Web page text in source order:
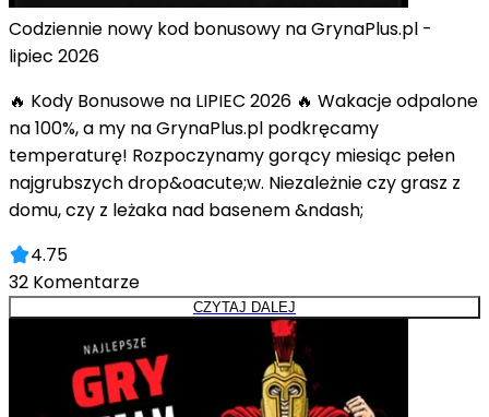
Codziennie nowy kod bonusowy na GrynaPlus.pl -
lipiec 2026
🔥 Kody Bonusowe na LIPIEC 2026 🔥 Wakacje odpalone
na 100%, a my na GrynaPlus.pl podkręcamy
temperaturę! Rozpoczynamy gorący miesiąc pełen
najgrubszych drop&oacute;w. Niezależnie czy grasz z
domu, czy z leżaka nad basenem &ndash;
4.75
32 Komentarze
CZYTAJ DALEJ